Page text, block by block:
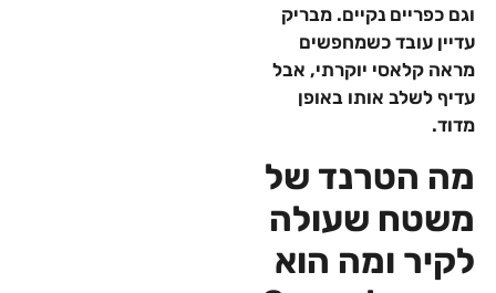
וגם כפריים נקיים. מבריק
עדיין עובד כשמחפשים
מראה קלאסי יוקרתי, אבל
עדיף לשלב אותו באופן
מדוד.
מה הטרנד של
משטח שעולה
לקיר ומה הוא